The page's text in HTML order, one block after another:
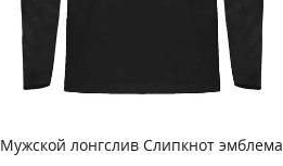
Мужской лонгслив Слипкнот эмблема